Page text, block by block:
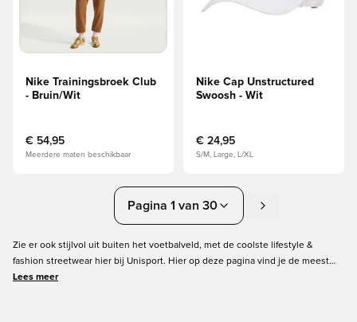
Nike Trainingsbroek Club
- Bruin/Wit
€ 54,95
Meerdere maten beschikbaar
Nike Cap Unstructured
Swoosh - Wit
€ 24,95
S/M, Large, L/XL
Pagina 1 van 30
Zie er ook stijlvol uit buiten het voetbalveld, met de coolste lifestyle &
fashion streetwear hier bij Unisport. Hier op deze pagina vind je de meest
stijlvolle en trendy sport fashion. Een enorme selectie sneakers, hoodies,
Lees meer